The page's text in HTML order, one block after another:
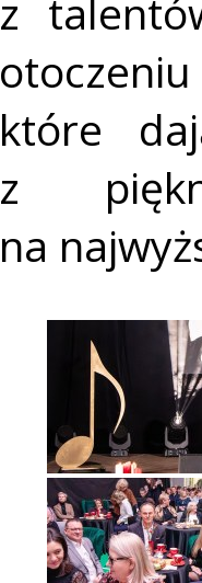
z
które
z
na